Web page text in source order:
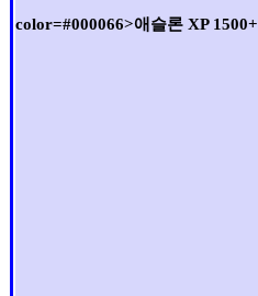
color=#000066>애슬론 XP 1500+